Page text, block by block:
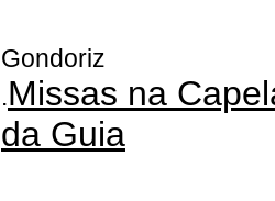
Gondoriz
.Missas na
da Guia